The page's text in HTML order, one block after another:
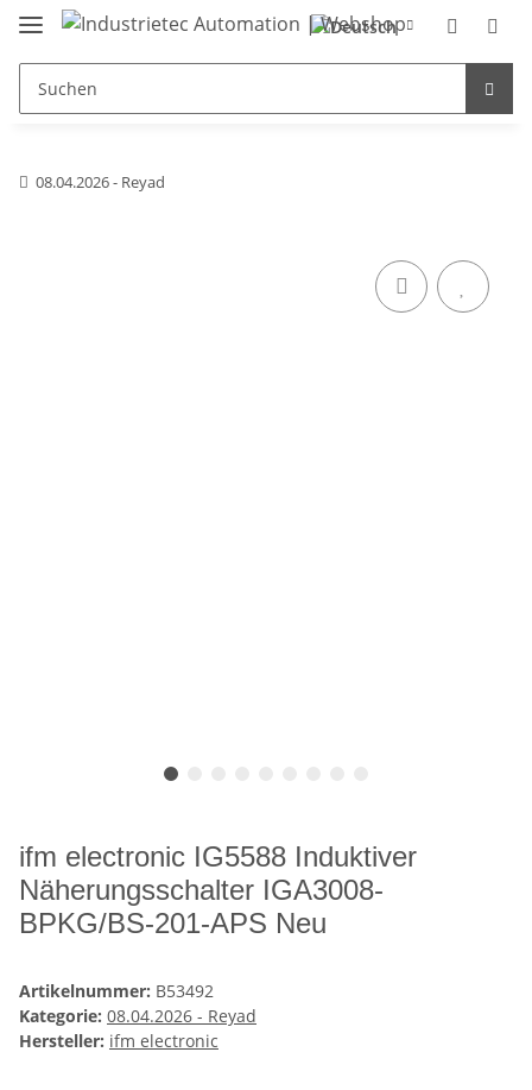
08.04.2026 - Reyad
ifm electronic IG5588 Induktiver
Näherungsschalter IGA3008-
BPKG/BS-201-APS Neu
Artikelnummer: B53492
Kategorie: 08.04.2026 - Reyad
Hersteller: ifm electronic